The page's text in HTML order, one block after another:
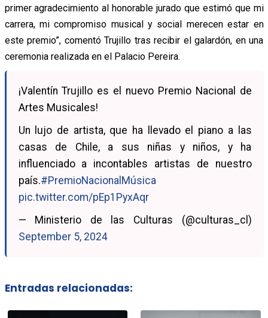
primer agradecimiento al honorable jurado que estimó que mi
carrera, mi compromiso musical y social merecen estar en
este premio”, comentó Trujillo tras recibir el galardón, en una
ceremonia realizada en el Palacio Pereira.
¡Valentín Trujillo es el nuevo Premio Nacional de
Artes Musicales!
Un lujo de artista, que ha llevado el piano a las
casas de Chile, a sus niñas y niños, y ha
influenciado a incontables artistas de nuestro
país.#PremioNacionalMúsica
pic.twitter.com/pEp1PyxAqr
— Ministerio de las Culturas (@culturas_cl)
September 5, 2024
Entradas relacionadas: